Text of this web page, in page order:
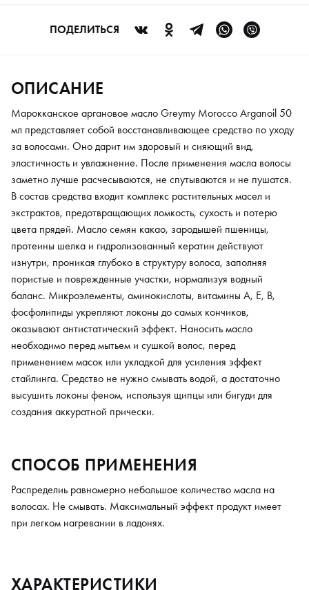
глубоко в структуру волоса, заполняя пористые и
поврежденные участки, нормализуя водный баланс.
оказывают антистатический эффект. Наносить масло
необходимо перед мытьем и сушкой волос, перед
применением масок или укладкой для усиления эффект
стайлинга. Средство не нужно смывать водой, а достаточно
высушить локоны феном, используя щипцы или бигуди для
создания аккуратной прически.
ПОДЕЛИТЬСЯ
ОПИСАНИЕ
Марокканское аргановое масло Greymy Morocco Arganoil 50
мл представляет собой восстанавливающее средство по уходу
за волосами. Оно дарит им здоровый и сияющий вид,
эластичность и увлажнение. После применения масла волосы
заметно лучше расчесываются, не спутываются и не пушатся.
В состав средства входит комплекс растительных масел и
экстрактов, предотвращающих ломкость, сухость и потерю
цвета прядей. Масло семян какао, зародышей пшеницы,
протеины шелка и гидролизованный кератин действуют
изнутри, проникая глубоко в структуру волоса, заполняя
пористые и поврежденные участки, нормализуя водный
баланс. Микроэлементы, аминокислоты, витамины А, Е, В,
фосфолипиды укрепляют локоны до самых кончиков,
оказывают антистатический эффект. Наносить масло
необходимо перед мытьем и сушкой волос, перед
применением масок или укладкой для усиления эффект
стайлинга. Средство не нужно смывать водой, а достаточно
высушить локоны феном, используя щипцы или бигуди для
создания аккуратной прически.
СПОСОБ ПРИМЕНЕНИЯ
Распределиь равномерно небольшое количество масла на
волосах. Не смывать. Максимальный эффект продукт имеет
при легком нагревании в ладонях.
ХАРАКТЕРИСТИКИ